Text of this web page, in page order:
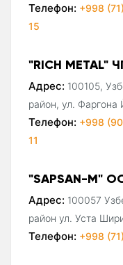
Телефон: +998
15
"RICH METAL"
Адрес: 100105,
район, ул. Фаргона
Телефон: +998
11
"SAPSAN-M"
Адрес: 100057
район ул. Уста
Телефон: +998